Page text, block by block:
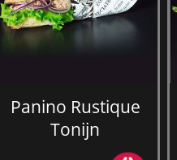
Panino Rustique
Tonijn